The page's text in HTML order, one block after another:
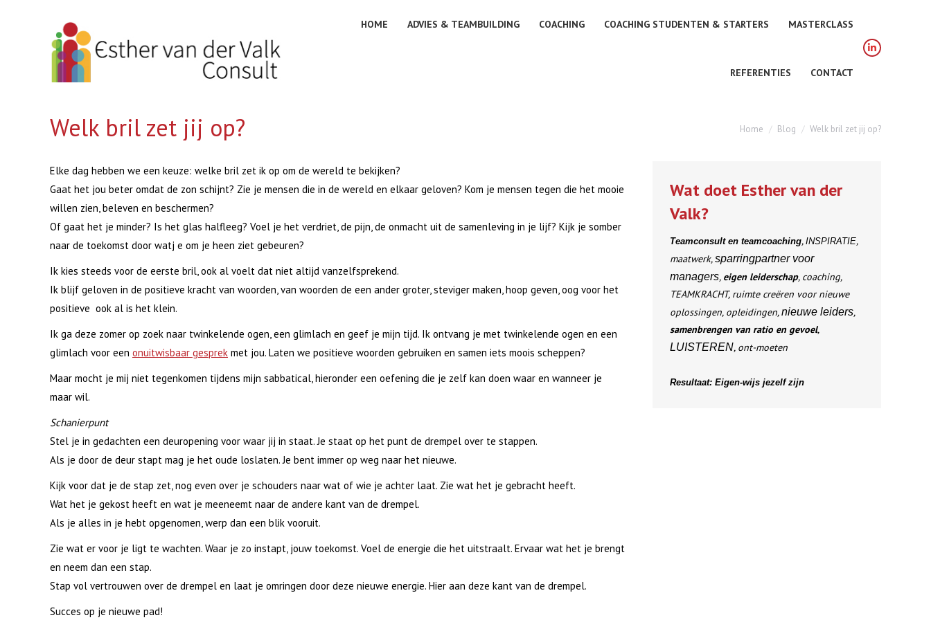
HOME ADVIES & TEAMBUILDING COACHING COACHING STUDENTEN & STARTERS MASTERCLASS
REFERENTIES CONTACT
Linkedin
new
Welk bril zet jij op? You are here:
Home Blog Welk bril zet jij op?
Elke dag hebben we een keuze: welke bril zet ik op om de wereld te bekijken?
Gaat het jou beter omdat de zon schijnt? Zie je mensen die in de wereld en elkaar geloven? Kom je mensen tegen die het mooie
willen zien, beleven en beschermen?
Of gaat het je minder? Is het glas halfleeg? Voel je het verdriet, de pijn, de onmacht uit de samenleving in je lijf? Kijk je somber
naar de toekomst door watj e om je heen ziet gebeuren?
Ik kies steeds voor de eerste bril, ook al voelt dat niet altijd vanzelfsprekend.
Ik blijf geloven in de positieve kracht van woorden, van woorden de een ander groter, steviger maken, hoop geven, oog voor het
positieve ook al is het klein.
Ik ga deze zomer op zoek naar twinkelende ogen, een glimlach en geef je mijn tijd. Ik ontvang je met twinkelende ogen en een
glimlach voor een onuitwisbaar gesprek met jou. Laten we positieve woorden gebruiken en samen iets moois scheppen?
Maar mocht je mij niet tegenkomen tijdens mijn sabbatical, hieronder een oefening die je zelf kan doen waar en wanneer je
maar wil.
Schanierpunt
Stel je in gedachten een deuropening voor waar jij in staat. Je staat op het punt de drempel over te stappen.
Als je door de deur stapt mag je het oude loslaten. Je bent immer op weg naar het nieuwe.
Kijk voor dat je de stap zet, nog even over je schouders naar wat of wie je achter laat. Zie wat het je gebracht heeft.
Wat het je gekost heeft en wat je meeneemt naar de andere kant van de drempel.
Als je alles in je hebt opgenomen, werp dan een blik vooruit.
Zie wat er voor je ligt te wachten. Waar je zo instapt, jouw toekomst. Voel de energie die het uitstraalt. Ervaar wat het je brengt
en neem dan een stap.
Stap vol vertrouwen over de drempel en laat je omringen door deze nieuwe energie. Hier aan deze kant van de drempel.
Succes op je nieuwe pad!
Wat doet Esther van der
Valk?
Teamconsult en teamcoaching, INSPIRATIE,
maatwerk,sparringpartner voor
managers, eigen leiderschap, coaching,
TEAMKRACHT, ruimte creëren voor nieuwe
oplossingen, opleidingen,nieuwe leiders,
samenbrengen van ratio en gevoel,
LUISTEREN, ont-moeten
Resultaat: Eigen-wijs jezelf zijn